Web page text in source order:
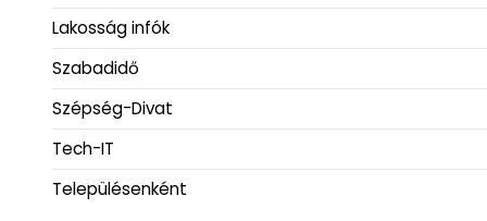
Lakosság infók
Szabadidő
Szépség-Divat
Tech-IT
Településenként